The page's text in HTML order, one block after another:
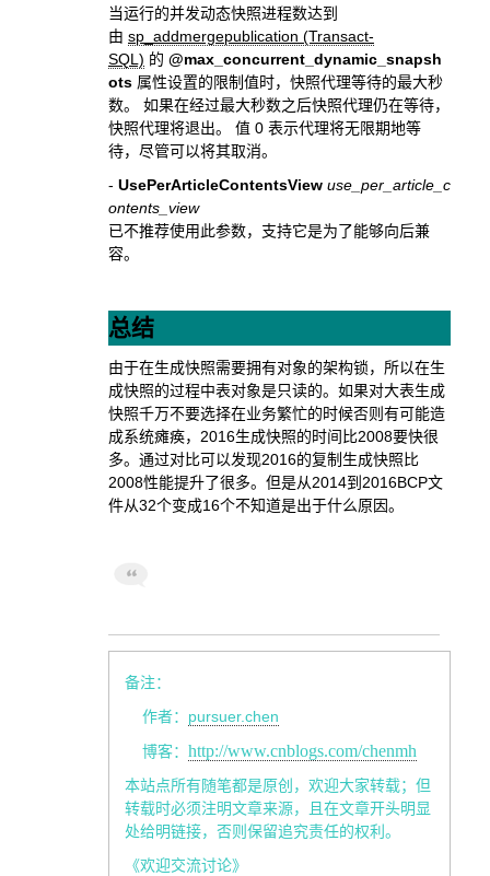
当运行的并发动态快照进程数达到
由 sp_addmergepublication (Transact-
SQL) 的 @max_concurrent_dynamic_snapsh
ots 属性设置的限制值时，快照代理等待的最大秒
数。 如果在经过最大秒数之后快照代理仍在等待，
快照代理将退出。 值 0 表示代理将无限期地等
待，尽管可以将其取消。
- UsePerArticleContentsView use_per_article_c
ontents_view
已不推荐使用此参数，支持它是为了能够向后兼
容。
总结
由于在生成快照需要拥有对象的架构锁，所以在生
成快照的过程中表对象是只读的。如果对大表生成
快照千万不要选择在业务繁忙的时候否则有可能造
成系统瘫痪，2016生成快照的时间比2008要快很
多。通过对比可以发现2016的复制生成快照比
2008性能提升了很多。但是从2014到2016BCP文
件从32个变成16个不知道是出于什么原因。
备注：
作者： pursuer.chen
博客： http://www.cnblogs.com/chenmh
本站点所有随笔都是原创，欢迎大家转载；但
转载时必须注明文章来源，且在文章开头明显
处给明链接，否则保留追究责任的权利。
《欢迎交流讨论》